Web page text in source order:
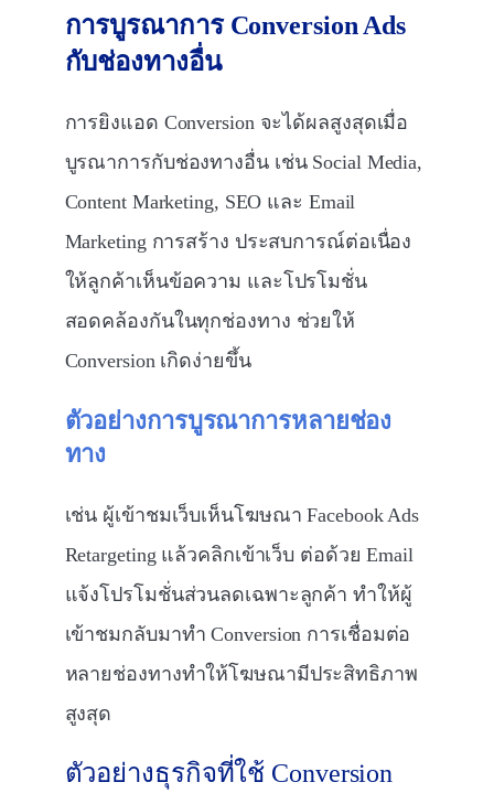
การบูรณาการ Conversion Ads
กับช่องทางอื่น
การยิงแอด Conversion จะได้ผลสูงสุดเมื่อ
บูรณาการกับช่องทางอื่น เช่น Social Media,
Content Marketing, SEO และ Email
Marketing การสร้าง ประสบการณ์ต่อเนื่อง
ให้ลูกค้าเห็นข้อความ และโปรโมชั่น
สอดคล้องกันในทุกช่องทาง ช่วยให้
Conversion เกิดง่ายขึ้น
ตัวอย่างการบูรณาการหลายช่อง
ทาง
เช่น ผู้เข้าชมเว็บเห็นโฆษณา Facebook Ads
Retargeting แล้วคลิกเข้าเว็บ ต่อด้วย Email
แจ้งโปรโมชั่นส่วนลดเฉพาะลูกค้า ทำให้ผู้
เข้าชมกลับมาทำ Conversion การเชื่อมต่อ
หลายช่องทางทำให้โฆษณามีประสิทธิภาพ
สูงสุด
ตัวอย่างธุรกิจที่ใช้ Conversion